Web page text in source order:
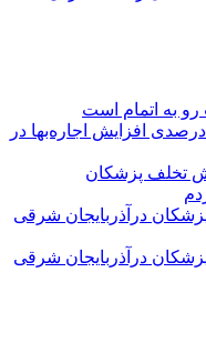
به اتمام است
سقف ۲۵ درصدی افزایش اجاره‌بها در
تخلف پزشکان
درآذربایجان شرقی
درآذربایجان شرقی